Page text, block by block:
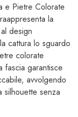
e Pietre Colorate
la
design
cattura lo sguardo
colorate
fascia garantisce
avvolgendo
senza